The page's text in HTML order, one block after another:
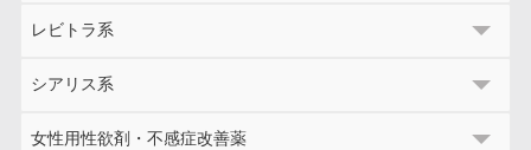
レビトラ系
シアリス系
女性用性欲剤・不感症改善薬